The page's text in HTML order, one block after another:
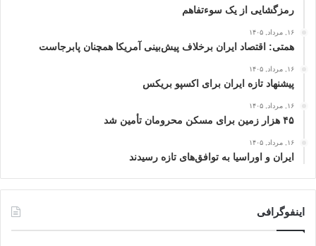
رمزگشایی از یک سوءتفاهم
۱۶, مرداد, ۱۴۰۵
همتی: اقتصاد ایران برخلاف پیش‌بینی آمریکا همچنان پابرجاست
۱۶, مرداد, ۱۴۰۵
پیشنهاد تازه ایران برای اکسپو بریکس
۱۶, مرداد, ۱۴۰۵
۴۵ هزار زمین برای مسکن محرومان تأمین شد
۱۶, مرداد, ۱۴۰۵
ایران و اوراسیا به توافق‌های تازه رسیدند
اینفوگرافی